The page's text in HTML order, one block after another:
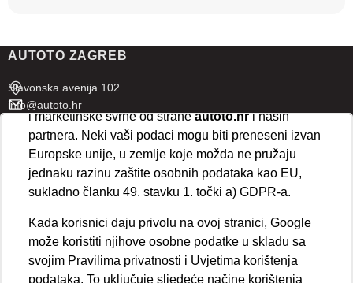
AUTOTO ZAGREB
Slavonska avenija 102
info@autoto.hr
Pon - Pet 07:30-18:00
Sub 08:00-13:00
AUTOTO SPLIT
info@autoto.hr
Pon - Pet 08:00-17:00
Sub 08:00-13:00
ispravno funkcioniranje stranice. Odabirom
kolačića na vaš uređaj i njihovu obradu za analitičke
i marketinške svrhe od straneautoto.hri naših
partnera. Neki vaši podaci mogu biti preneseni izvan
Europske unije, u zemlje koje možda ne pružaju
jednaku razinu zaštite osobnih podataka kao EU,
sukladno članku 49. stavku 1. točki a) GDPR-a.
Kada korisnici daju privolu na ovoj stranici, Google
može koristiti njihove osobne podatke u skladu sa
svojim Pravilima privatnosti i Uvjetima korištenja
podataka. To uključuje sljedeće načine korištenja